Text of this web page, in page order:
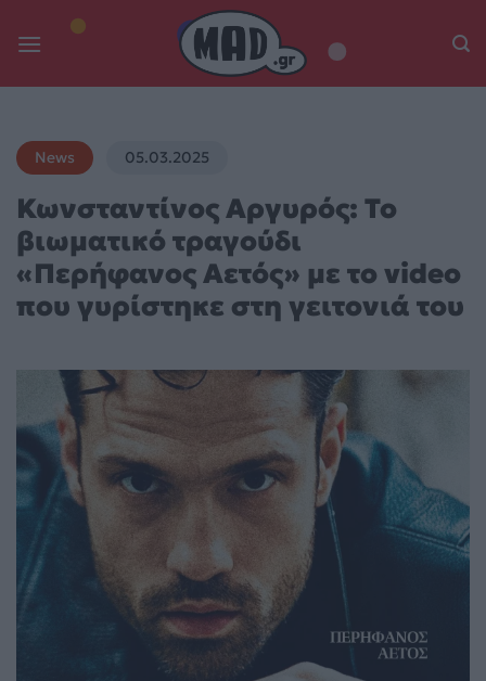
News 05.03.2025
Κωνσταντίνος Αργυρός: Το
βιωματικό τραγούδι
«Περήφανος Αετός» με το video
που γυρίστηκε στη γειτονιά του